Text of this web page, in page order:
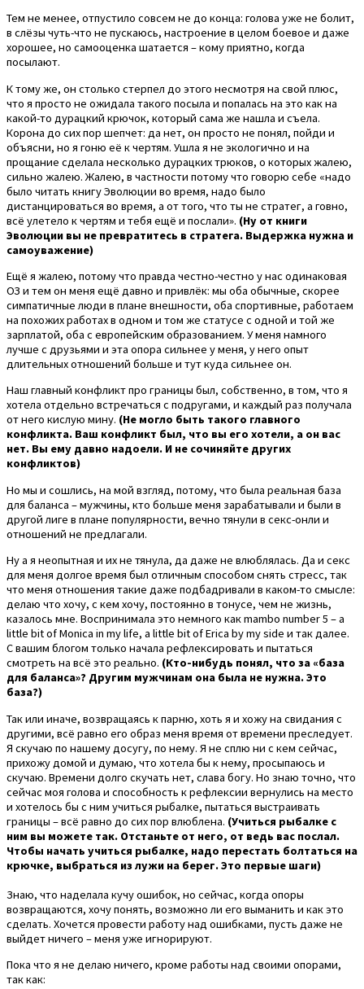
Тем не менее, отпустило совсем не до конца: голова уже не болит,
в слёзы чуть-что не пускаюсь, настроение в целом боевое и даже
хорошее, но самооценка шатается – кому приятно, когда
посылают.
К тому же, он столько стерпел до этого несмотря на свой плюс,
что я просто не ожидала такого посыла и попалась на это как на
какой-то дурацкий крючок, который сама же нашла и съела.
Корона до сих пор шепчет: да нет, он просто не понял, пойди и
объясни, но я гоню её к чертям. Ушла я не экологично и на
прощание сделала несколько дурацких трюков, о которых жалею,
сильно жалею. Жалею, в частности потому что говорю себе «надо
было читать книгу Эволюции во время, надо было
дистанцироваться во время, а от того, что ты не стратег, а говно,
всё улетело к чертям и тебя ещё и послали». (Ну от книги
Эволюции вы не превратитесь в стратега. Выдержка нужна и
самоуважение)
Ещё я жалею, потому что правда честно-честно у нас одинаковая
ОЗ и тем он меня ещё давно и привлёк: мы оба обычные, скорее
симпатичные люди в плане внешности, оба спортивные, работаем
на похожих работах в одном и том же статусе с одной и той же
зарплатой, оба с европейским образованием. У меня намного
лучше с друзьями и эта опора сильнее у меня, у него опыт
длительных отношений больше и тут куда сильнее он.
Наш главный конфликт про границы был, собственно, в том, что я
хотела отдельно встречаться с подругами, и каждый раз получала
от него кислую мину. (Не могло быть такого главного
конфликта. Ваш конфликт был, что вы его хотели, а он вас
нет. Вы ему давно надоели. И не сочиняйте других
конфликтов)
Но мы и сошлись, на мой взгляд, потому, что была реальная база
для баланса – мужчины, кто больше меня зарабатывали и были в
другой лиге в плане популярности, вечно тянули в секс-онли и
отношений не предлагали.
Ну а я неопытная и их не тянула, да даже не влюблялась. Да и секс
для меня долгое время был отличным способом снять стресс, так
что меня отношения такие даже подбадривали в каком-то смысле:
делаю что хочу, с кем хочу, постоянно в тонусе, чем не жизнь,
казалось мне. Воспринимала это немного как mambo number 5 – a
little bit of Monica in my life, a little bit of Erica by my side и так далее.
С вашим блогом только начала рефлексировать и пытаться
смотреть на всё это реально. (Кто-нибудь понял, что за «база
для баланса»? Другим мужчинам она была не нужна. Это
база?)
Так или иначе, возвращаясь к парню, хоть я и хожу на свидания с
другими, всё равно его образ меня время от времени преследует.
Я скучаю по нашему досугу, по нему. Я не сплю ни с кем сейчас,
прихожу домой и думаю, что хотела бы к нему, просыпаюсь и
скучаю. Времени долго скучать нет, слава богу. Но знаю точно, что
сейчас моя голова и способность к рефлексии вернулись на место
и хотелось бы с ним учиться рыбалке, пытаться выстраивать
границы – всё равно до сих пор влюблена. (Учиться рыбалке с
ним вы можете так. Отстаньте от него, от ведь вас послал.
Чтобы начать учиться рыбалке, надо перестать болтаться на
крючке, выбраться из лужи на берег. Это первые шаги)
Знаю, что наделала кучу ошибок, но сейчас, когда опоры
возвращаются, хочу понять, возможно ли его выманить и как это
сделать. Хочется провести работу над ошибками, пусть даже не
выйдет ничего – меня уже игнорируют.
Пока что я не делаю ничего, кроме работы над своими опорами,
так как: